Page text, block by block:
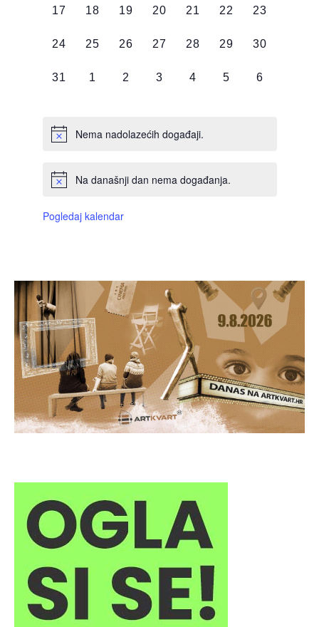
0
17
0
18
0
19
0
20
0
21
0
22
0
23
0
24
0
25
0
26
0
27
0
28
0
29
0
30
0
31
0
1
0
2
0
3
0
4
0
5
0
6
Nema nadolazećih događaji.
Na današnji dan nema događanja.
Pogledaj kalendar